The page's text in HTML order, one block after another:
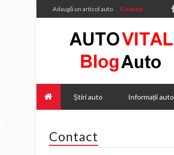
Adaugă un articol auto Contact
Știri auto Informații auto
Contact